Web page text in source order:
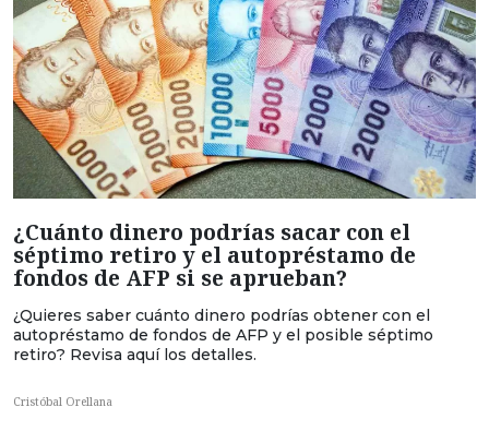
¿Cuánto dinero podrías sacar con el
séptimo retiro y el autopréstamo de
fondos de AFP si se aprueban?
¿Quieres saber cuánto dinero podrías obtener con el
autopréstamo de fondos de AFP y el posible séptimo
retiro? Revisa aquí los detalles.
Cristóbal Orellana